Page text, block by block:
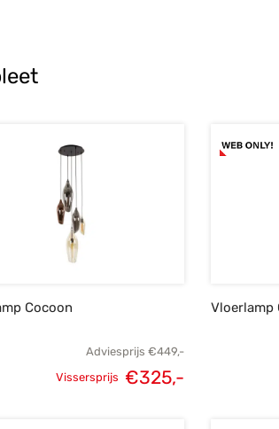
Cocoon
Adviesprijs €449,-
Vissersprijs €325,-
Vloerlamp